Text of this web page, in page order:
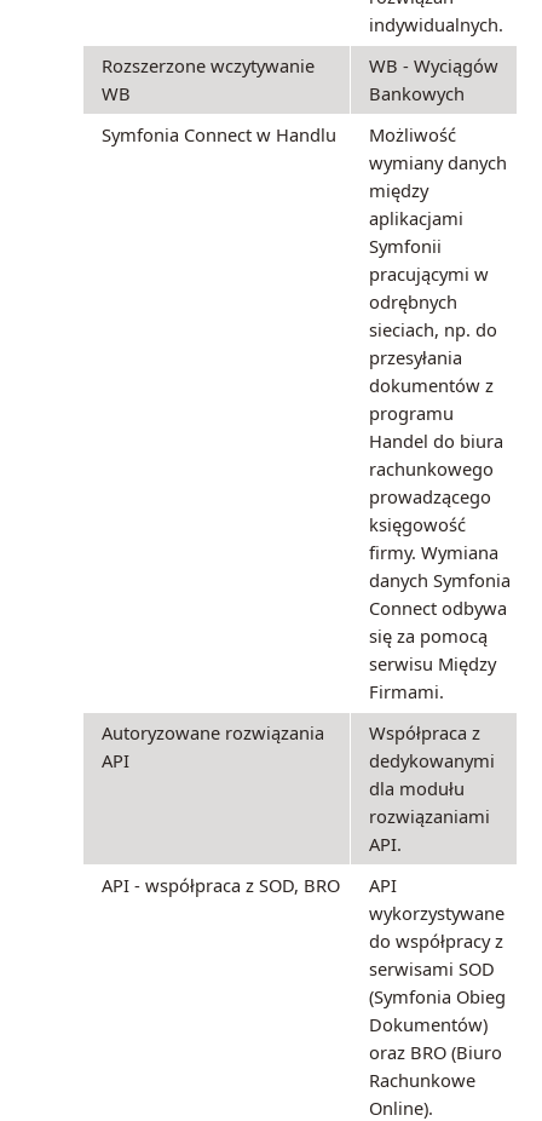
indywidualnych.
Rozszerzone wczytywanie
WB
WB - Wyciągów
Bankowych
Symfonia Connect w Handlu
Możliwość
wymiany danych
między
aplikacjami
Symfonii
pracującymi w
odrębnych
sieciach, np. do
przesyłania
dokumentów z
programu
Handel do biura
rachunkowego
prowadzącego
księgowość
firmy. Wymiana
danych Symfonia
Connect odbywa
się za pomocą
serwisu Między
Firmami.
Autoryzowane rozwiązania
API
Współpraca z
dedykowanymi
dla modułu
rozwiązaniami
API.
API - współpraca z SOD, BRO
API
wykorzystywane
do współpracy z
serwisami SOD
(Symfonia Obieg
Dokumentów)
oraz BRO (Biuro
Rachunkowe
Online).